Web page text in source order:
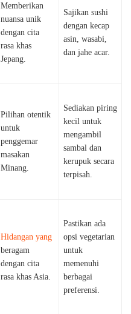
Memberikan
nuansa unik
dengan cita
rasa khas
Jepang.
Sajikan sushi
dengan kecap
asin, wasabi,
dan jahe acar.
Pilihan otentik
untuk
penggemar
masakan
Minang.
Sediakan piring
kecil untuk
mengambil
sambal dan
kerupuk secara
terpisah.
Hidangan yang
beragam
dengan cita
rasa khas Asia.
Pastikan ada
opsi vegetarian
untuk
memenuhi
berbagai
preferensi.